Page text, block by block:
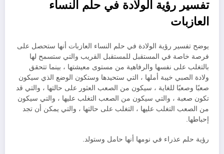
تفسير رؤية الولادة في حلم النساء
العازبات
يوضح تفسير رؤية الولادة في حلم النساء العازبات أنها ستحصل على
فرصة خاصة في المستقبل للمستقبل القريب والتي ستسمح لها
بالتغلب على نفسها والرفاهية من مستوى معيشتها ، بينما تتحقق
ولادة الصبي خيبة أملها ، التي ستحيدها وستكون الوضع الذي سيكون
صعبًا وصعبًا للغاية ، سيكون من الصعب العثور على حالتها ، والتي قد
تكون صعبة ، والتي سيكون من الصعب التغلب عليها ، والتي سيكون
من الصعب التغلب عليها ، التغلب على حالتها ، والتي يمكن أن تجد
إحباطها.
رؤية حلم عذراء في نومها أنها حامل وستولد.